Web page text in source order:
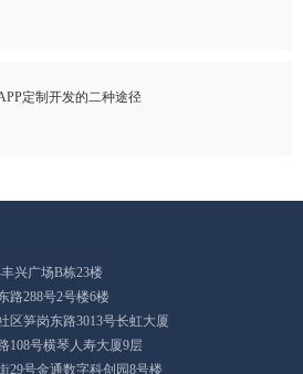
定制开发的二种途径
兴广场B栋23楼
路288号2号楼6楼
区笋岗东路3013号长虹大厦
108号横琴人寿大厦9层
29号金通数字科创园8号楼